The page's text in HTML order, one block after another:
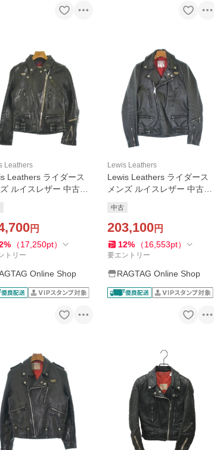
Leathers
Leathers ライダース
ズ ルイスレザー 中古
円
% （17,250pt）
トリー
Online Shop
Lewis Leathers
Lewis Leathers ライダース
メンズ ルイスレザー 中古
中古
203,100円
12% （16,553pt）
要エントリー
RAGTAG Online Shop